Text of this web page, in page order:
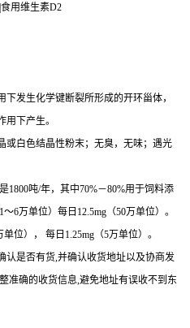
用维生素D2
下发生化学键断裂所形成的开环甾体，
下产生。
或白色结晶性粉末；无臭，无味；遇光
1800吨/年，其中70%－80%用于饲料添
6万单位）每日12.5mg（50万单位）。
位）， 每日1.25mg（5万单位）。
认是否有货,并确认收货地址以及协商发
准确的收货信息,避免地址有误收不到东